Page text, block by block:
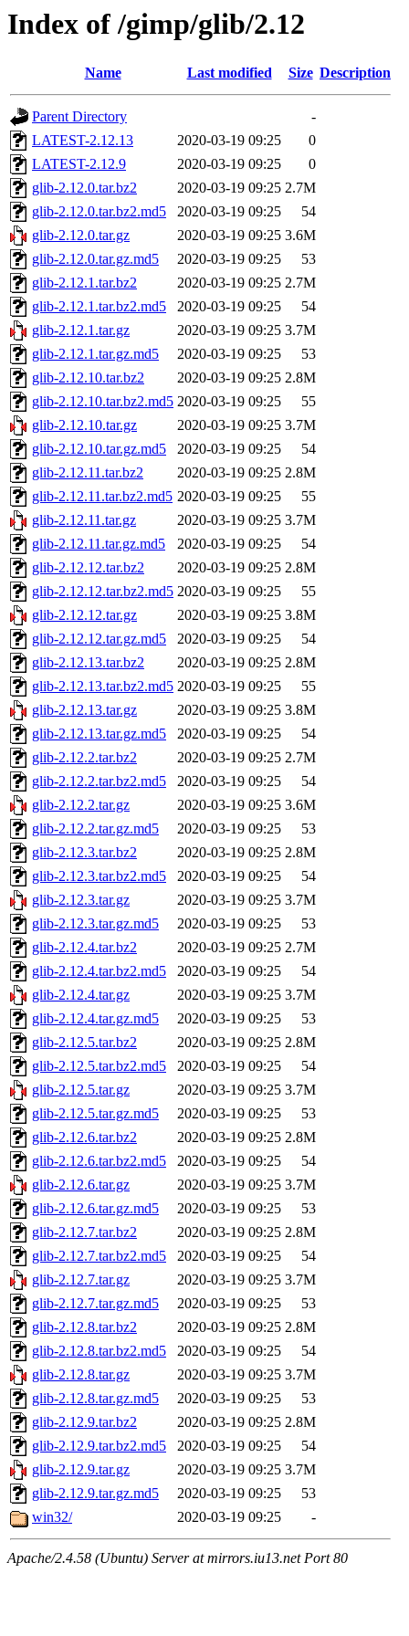
Index of /gimp/glib/2.12
Name Last modified Size Description
Parent Directory
-
LATEST-2.12.13
2020-03-19 09:25
0
LATEST-2.12.9
2020-03-19 09:25
0
glib-2.12.0.tar.bz2
2020-03-19 09:25 2.7M
glib-2.12.0.tar.bz2.md5
2020-03-19 09:25
54
glib-2.12.0.tar.gz
2020-03-19 09:25 3.6M
glib-2.12.0.tar.gz.md5
2020-03-19 09:25
53
glib-2.12.1.tar.bz2
2020-03-19 09:25 2.7M
glib-2.12.1.tar.bz2.md5
2020-03-19 09:25
54
glib-2.12.1.tar.gz
2020-03-19 09:25 3.7M
glib-2.12.1.tar.gz.md5
2020-03-19 09:25
53
glib-2.12.10.tar.bz2
2020-03-19 09:25 2.8M
glib-2.12.10.tar.bz2.md5 2020-03-19 09:25
55
glib-2.12.10.tar.gz
2020-03-19 09:25 3.7M
glib-2.12.10.tar.gz.md5
2020-03-19 09:25
54
glib-2.12.11.tar.bz2
2020-03-19 09:25 2.8M
glib-2.12.11.tar.bz2.md5 2020-03-19 09:25
55
glib-2.12.11.tar.gz
2020-03-19 09:25 3.7M
glib-2.12.11.tar.gz.md5
2020-03-19 09:25
54
glib-2.12.12.tar.bz2
2020-03-19 09:25 2.8M
glib-2.12.12.tar.bz2.md5 2020-03-19 09:25
55
glib-2.12.12.tar.gz
2020-03-19 09:25 3.8M
glib-2.12.12.tar.gz.md5
2020-03-19 09:25
54
glib-2.12.13.tar.bz2
2020-03-19 09:25 2.8M
glib-2.12.13.tar.bz2.md5 2020-03-19 09:25
55
glib-2.12.13.tar.gz
2020-03-19 09:25 3.8M
glib-2.12.13.tar.gz.md5
2020-03-19 09:25
54
glib-2.12.2.tar.bz2
2020-03-19 09:25 2.7M
glib-2.12.2.tar.bz2.md5
2020-03-19 09:25
54
glib-2.12.2.tar.gz
2020-03-19 09:25 3.6M
glib-2.12.2.tar.gz.md5
2020-03-19 09:25
53
glib-2.12.3.tar.bz2
2020-03-19 09:25 2.8M
glib-2.12.3.tar.bz2.md5
2020-03-19 09:25
54
glib-2.12.3.tar.gz
2020-03-19 09:25 3.7M
glib-2.12.3.tar.gz.md5
2020-03-19 09:25
53
glib-2.12.4.tar.bz2
2020-03-19 09:25 2.7M
glib-2.12.4.tar.bz2.md5
2020-03-19 09:25
54
glib-2.12.4.tar.gz
2020-03-19 09:25 3.7M
glib-2.12.4.tar.gz.md5
2020-03-19 09:25
53
glib-2.12.5.tar.bz2
2020-03-19 09:25 2.8M
glib-2.12.5.tar.bz2.md5
2020-03-19 09:25
54
glib-2.12.5.tar.gz
2020-03-19 09:25 3.7M
glib-2.12.5.tar.gz.md5
2020-03-19 09:25
53
glib-2.12.6.tar.bz2
2020-03-19 09:25 2.8M
glib-2.12.6.tar.bz2.md5
2020-03-19 09:25
54
glib-2.12.6.tar.gz
2020-03-19 09:25 3.7M
glib-2.12.6.tar.gz.md5
2020-03-19 09:25
53
glib-2.12.7.tar.bz2
2020-03-19 09:25 2.8M
glib-2.12.7.tar.bz2.md5
2020-03-19 09:25
54
glib-2.12.7.tar.gz
2020-03-19 09:25 3.7M
glib-2.12.7.tar.gz.md5
2020-03-19 09:25
53
glib-2.12.8.tar.bz2
2020-03-19 09:25 2.8M
glib-2.12.8.tar.bz2.md5
2020-03-19 09:25
54
glib-2.12.8.tar.gz
2020-03-19 09:25 3.7M
glib-2.12.8.tar.gz.md5
2020-03-19 09:25
53
glib-2.12.9.tar.bz2
2020-03-19 09:25 2.8M
glib-2.12.9.tar.bz2.md5
2020-03-19 09:25
54
glib-2.12.9.tar.gz
2020-03-19 09:25 3.7M
glib-2.12.9.tar.gz.md5
2020-03-19 09:25
53
win32/
2020-03-19 09:25 -
Apache/2.4.58 (Ubuntu) Server at mirrors.iu13.net Port 80